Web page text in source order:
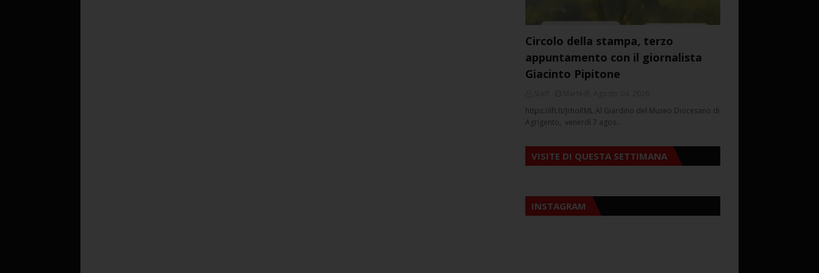
Circolo della stampa, terzo
appuntamento con il giornalista
Giacinto Pipitone
https://ift.tt/JrhoRML Al Giardino del Museo Diocesano di
Agrigento, venerdì 7 agos…
VISITE DI QUESTA SETTIMANA
INSTAGRAM